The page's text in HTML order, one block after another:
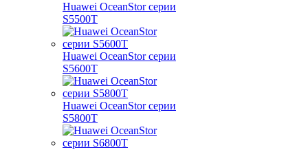
Huawei OceanStor серии
S5500T
Huawei OceanStor серии
S5600T
Huawei OceanStor серии
S5800T